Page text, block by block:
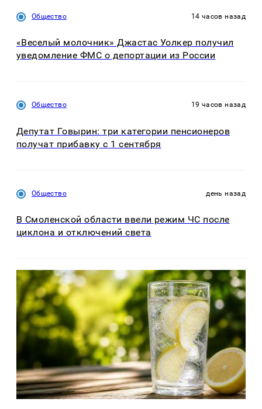
Общество 14 часов назад
«Веселый молочник» Джастас Уолкер получил
уведомление ФМС о депортации из России
Общество 19 часов назад
Депутат Говырин: три категории пенсионеров
получат прибавку с 1 сентября
Общество день назад
В Смоленской области ввели режим ЧС после
циклона и отключений света